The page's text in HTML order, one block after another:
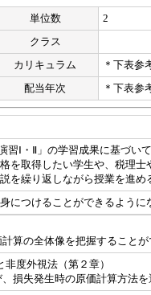
単位数
2
クラス
カリキュラム
＊下表参
配当年次 ＊下表参
Ⅰ・Ⅱ」の学習成果に基づ
を取得したい学生や、税理
を繰り返しながら授業を進め
につけることができるように
算の全体像を把握することが
度外視法（第２章）
損失発生時の原価計算方法を